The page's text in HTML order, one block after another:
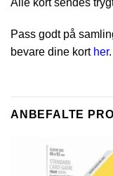
Pass godt på
bevare dine kort her.
ANBEFALTE